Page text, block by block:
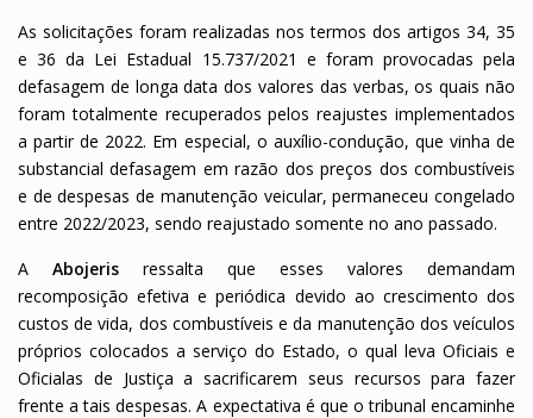
As solicitações foram realizadas nos termos dos artigos 34, 35
e 36 da Lei Estadual 15.737/2021 e foram provocadas pela
defasagem de longa data dos valores das verbas, os quais não
foram totalmente recuperados pelos reajustes implementados
a partir de 2022. Em especial, o auxílio-condução, que vinha de
substancial defasagem em razão dos preços dos combustíveis
e de despesas de manutenção veicular, permaneceu congelado
entre 2022/2023, sendo reajustado somente no ano passado.
A Abojeris ressalta que esses valores demandam
recomposição efetiva e periódica devido ao crescimento dos
custos de vida, dos combustíveis e da manutenção dos veículos
próprios colocados a serviço do Estado, o qual leva Oficiais e
Oficialas de Justiça a sacrificarem seus recursos para fazer
frente a tais despesas. A expectativa é que o tribunal encaminhe